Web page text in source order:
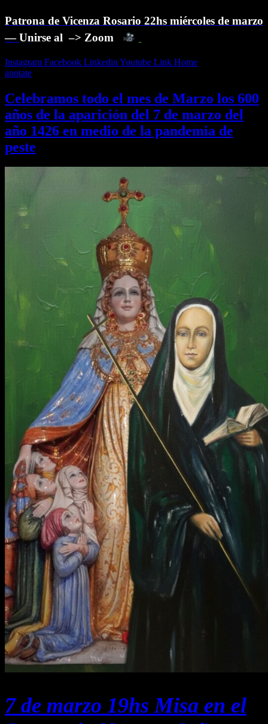
Patrona de Vicenza Rosario 22hs miércoles de marzo
—Unirse al –> Zoom
Instagram Facebook Linkedin Youtube Link Home
anotate
Celebramos todo el mes de Marzo los 600
años de la aparición del 7 de marzo del
año 1426 en medio de la pandemia de
peste
7 de marzo 19hs Misa en el